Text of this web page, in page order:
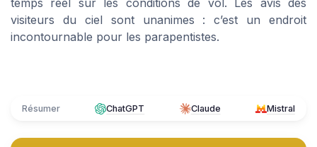
temps réel sur les conditions de vol. Les avis des
visiteurs du ciel sont unanimes : c’est un endroit
incontournable pour les parapentistes.
Résumer ChatGPT Claude Mistral